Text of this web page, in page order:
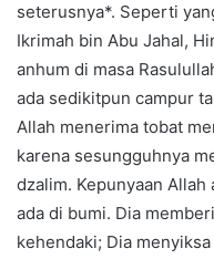
seterusnya*. Seperti
Ikrimah bin Abu Jahal,
anhum di masa
ada sedikitpun campur
Allah menerima tobat
karena sesungguhnya
dzalim. Kepunyaan Allah
ada di bumi. Dia
kehendaki; Dia